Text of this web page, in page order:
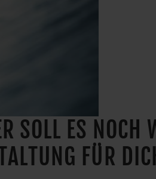
SOLL ES
FÜR